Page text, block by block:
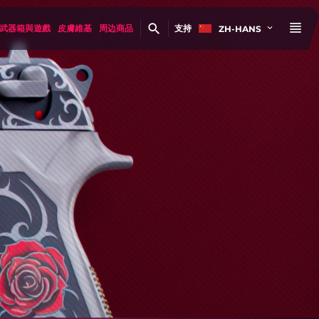
武器箱與遊戲 皮膚維基 周边商品 支持 ZH-HANS